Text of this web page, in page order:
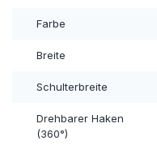
Farbe
Breite
Schulterbreite
Drehbarer Haken
(360°)